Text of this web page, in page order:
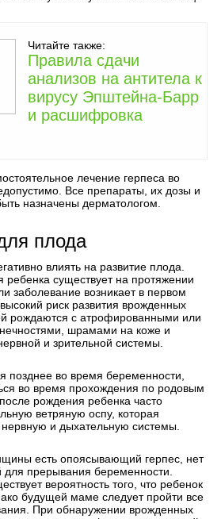
Читайте также:
Правила сдачи
анализов на антитела к
вирусу Эпштейна-Барр
и расшифровка
лечение герпеса во
Все препараты, их дозы и
назначены дерматологом.
плода
влиять на развитие плода.
ребенка существует на протяжении
заболевание возникает в первом
риск развития врожденных
рождаются с атрофированными или
шрамами на коже и
и зрительной системы.
позднее во время беременности,
во время прохождения по родовым
рождения ребенка часто
ветряную оспу, которая
и дыхательную системы.
есть опоясывающий герпес, нет
для прерывания беременности.
вероятность того, что ребенок
будущей маме следует пройти все
При обнаружении врожденных